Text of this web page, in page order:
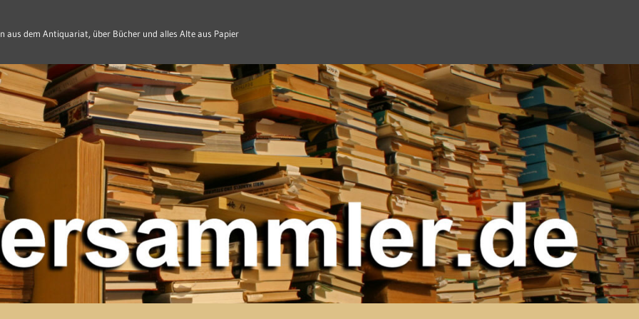
aus dem Antiquariat, über Bücher und alles Alte aus Papier